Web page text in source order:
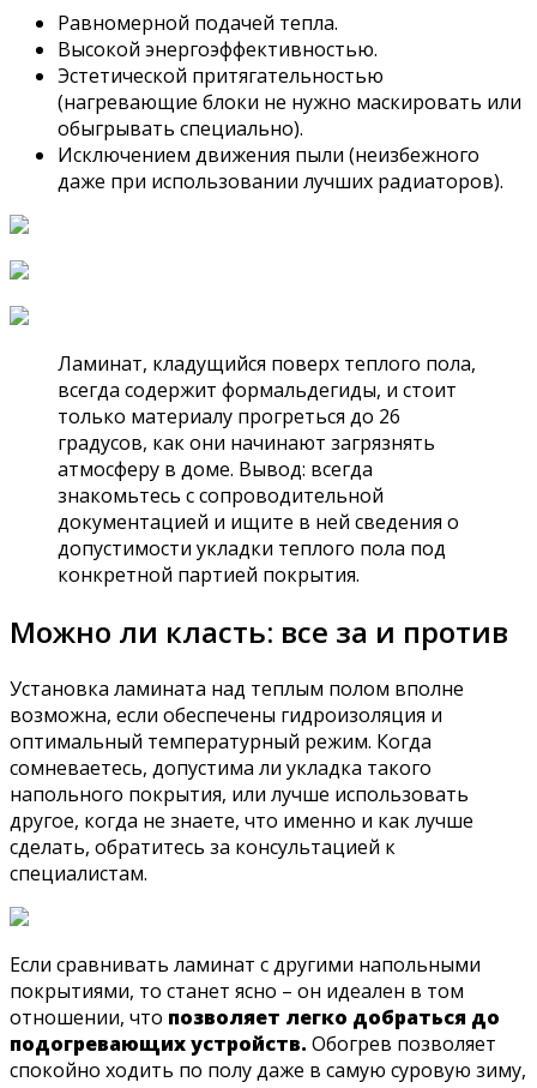
Равномерной подачей тепла.
Высокой энергоэффективностью.
Эстетической притягательностью
(нагревающие блоки не нужно маскировать или
обыгрывать специально).
Исключением движения пыли (неизбежного
даже при использовании лучших радиаторов).
Ламинат, кладущийся поверх теплого пола,
всегда содержит формальдегиды, и стоит
только материалу прогреться до 26
градусов, как они начинают загрязнять
атмосферу в доме. Вывод: всегда
знакомьтесь с сопроводительной
документацией и ищите в ней сведения о
допустимости укладки теплого пола под
конкретной партией покрытия.
Можно ли класть: все за и против
Установка ламината над теплым полом вполне
возможна, если обеспечены гидроизоляция и
оптимальный температурный режим. Когда
сомневаетесь, допустима ли укладка такого
напольного покрытия, или лучше использовать
другое, когда не знаете, что именно и как лучше
сделать, обратитесь за консультацией к
специалистам.
Если сравнивать ламинат с другими напольными
покрытиями, то станет ясно – он идеален в том
отношении, что позволяет легко добраться до
подогревающих устройств. Обогрев позволяет
спокойно ходить по полу даже в самую суровую зиму,